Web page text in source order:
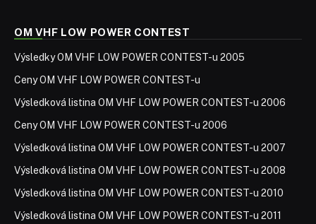
OM VHF LOW POWER CONTEST
Výsledky OM VHF LOW POWER CONTEST-u 2005
Ceny OM VHF LOW POWER CONTEST-u
Výsledková listina OM VHF LOW POWER CONTEST-u 2006
Ceny OM VHF LOW POWER CONTEST-u 2006
Výsledková listina OM VHF LOW POWER CONTEST-u 2007
Výsledková listina OM VHF LOW POWER CONTEST-u 2008
Výsledková listina OM VHF LOW POWER CONTEST-u 2010
Výsledková listina OM VHF LOW POWER CONTEST-u 2011